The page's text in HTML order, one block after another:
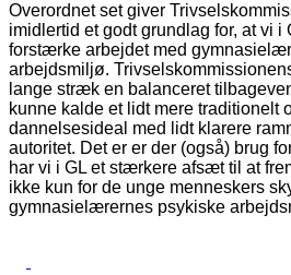
Overordnet set giver
imidlertid et godt grundlag for, at vi i
forstærke arbejdet med
arbejdsmiljø.
lange stræk en balanceret
kunne kalde et lidt mere traditionelt
dannelsesideal med lidt klarere
autoritet. Det er er der (også) brug
har vi i GL et stærkere afsæt til at
ikke kun for de unge menneskers
gymnasielærernes psykiske